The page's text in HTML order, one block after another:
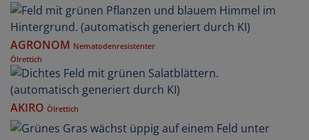
AGRONOM Nematodenresistenter
Ölrettich
AKIRO Ölrettich